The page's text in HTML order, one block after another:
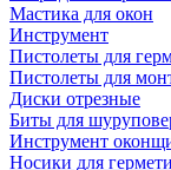
Мастика для окон
Инструмент
Пистолеты для
Пистолеты для
Диски отрезные
Биты для
Инструмент
Носики для